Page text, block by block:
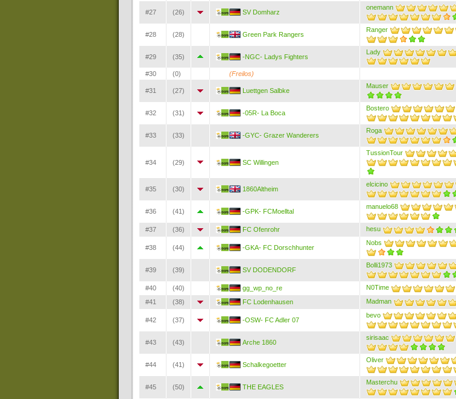
#27 (26) SV Domharz
onemann
#28 (28) Green Park Rangers
Ranger
#29 (35) -NGC- Ladys Fighters
Lady
#30 (0) (Freilos)
#31 (27) Luettgen Salbke
Mauser
#32 (31) -05R- La Boca
Bostero
#33 (33) -GYC- Grazer Wanderers
Roga
#34 (29) SC Willingen
TussionTour
#35 (30) 1860Altheim
elcicino
#36 (41) -GPK- FCMoelltal
manuelo68
#37 (36) FC Ofenrohr hesu
#38 (44) -GKA- FC Dorschhunter
Nobs
#39 (39) SV DODENDORF
Bolli1973
#40 (40) gg_wp_no_re N0Time
#41
(38) FC Lodenhausen Madman
#42 (37) -OSW- FC Adler 07
bevo
#43 (43) Arche 1860
sirisaac
#44 (41) Schalkegoetter
Oliver
#45 (50) THE EAGLES
Masterchu